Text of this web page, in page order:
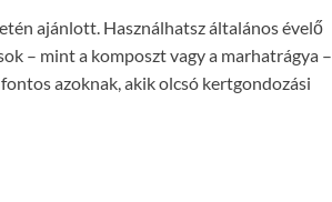
ajánlott. Használhatsz általános évelő
– mint a komposzt vagy a marhatrágya –
azoknak, akik olcsó kertgondozási